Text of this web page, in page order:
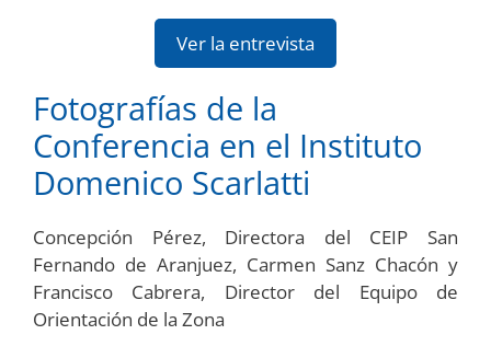
Ver la entrevista
Fotografías de la
Conferencia en el Instituto
Domenico Scarlatti
Concepción Pérez, Directora del CEIP San
Fernando de Aranjuez, Carmen Sanz Chacón y
Francisco Cabrera, Director del Equipo de
Orientación de la Zona